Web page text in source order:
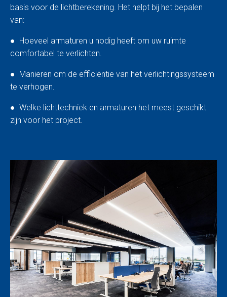
basis voor de lichtberekening. Het helpt bij het bepalen
van:
● Hoeveel armaturen u nodig heeft om uw ruimte
comfortabel te verlichten.
● Manieren om de efficiëntie van het verlichtingssysteem
te verhogen.
● Welke lichttechniek en armaturen het meest geschikt
zijn voor het project.